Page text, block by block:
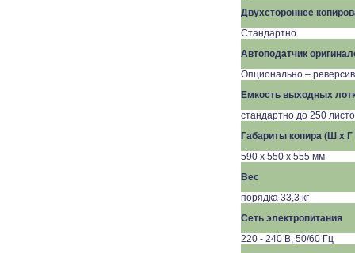
Двухстороннее
Стандартно
Автоподатчик
Опционально –
Емкость выходных
стандартно до 250
Габариты копира (Ш x
590 x 550 x 555 мм
Вес
порядка 33,3 кг
Сеть электропитания
220 - 240 В, 50/60 Гц